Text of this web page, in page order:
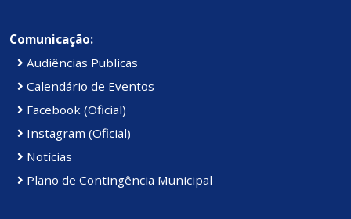
Comunicação:
Audiências Publicas
Calendário de Eventos
Facebook (Oficial)
Instagram (Oficial)
Notícias
Plano de Contingência Municipal